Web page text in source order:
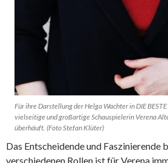
Für ihre Darstellung der Helga Wachter in DIE
vielseitige und großartige Schauspielerin Verena
überhäuft. (Foto Stefan Klüter)
Das Entscheidende und Faszinierende
verschiedenen Rollen ist für Verena